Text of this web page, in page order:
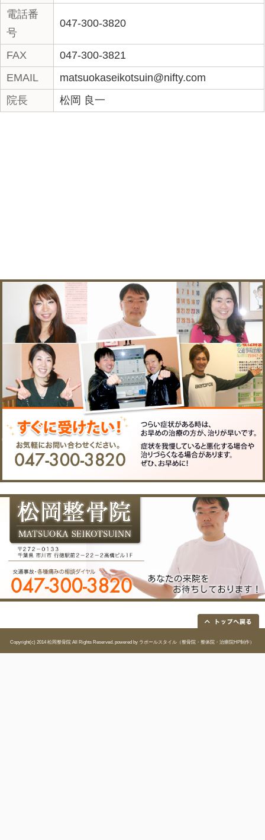
炎と森
«夢酔独言。行徳で深夜0
時まで、交通事故、むち
院へのアクセス
所在地
〒２７２－０１３３ 千
駅前２－２２－２高橋ビ
電話番
号
047-300-3820
FAX
047-300-3821
EMAIL
院長
松岡 良一